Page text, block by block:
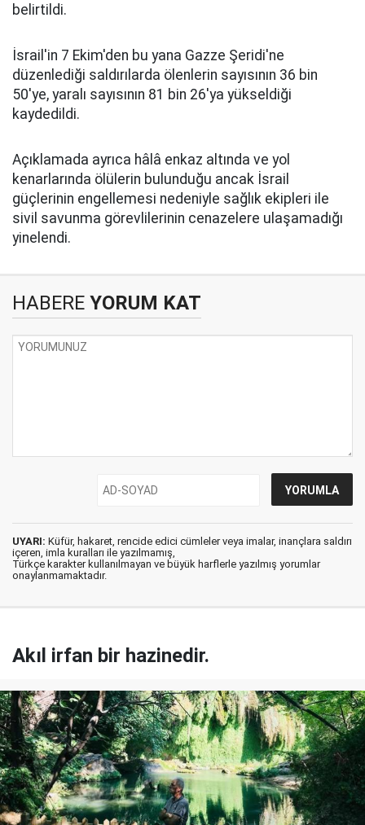
belirtildi.
İsrail'in 7 Ekim'den bu yana Gazze Şeridi'ne
düzenlediği saldırılarda ölenlerin sayısının 36 bin
50'ye, yaralı sayısının 81 bin 26'ya yükseldiği
kaydedildi.
Açıklamada ayrıca hâlâ enkaz altında ve yol
kenarlarında ölülerin bulunduğu ancak İsrail
güçlerinin engellemesi nedeniyle sağlık ekipleri ile
sivil savunma görevlilerinin cenazelere ulaşamadığı
yinelendi.
HABERE YORUM KAT
UYARI: Küfür, hakaret, rencide edici cümleler veya imalar, inançlara saldırı
içeren, imla kuralları ile yazılmamış,
Türkçe karakter kullanılmayan ve büyük harflerle yazılmış yorumlar
onaylanmamaktadır.
Akıl irfan bir hazinedir.